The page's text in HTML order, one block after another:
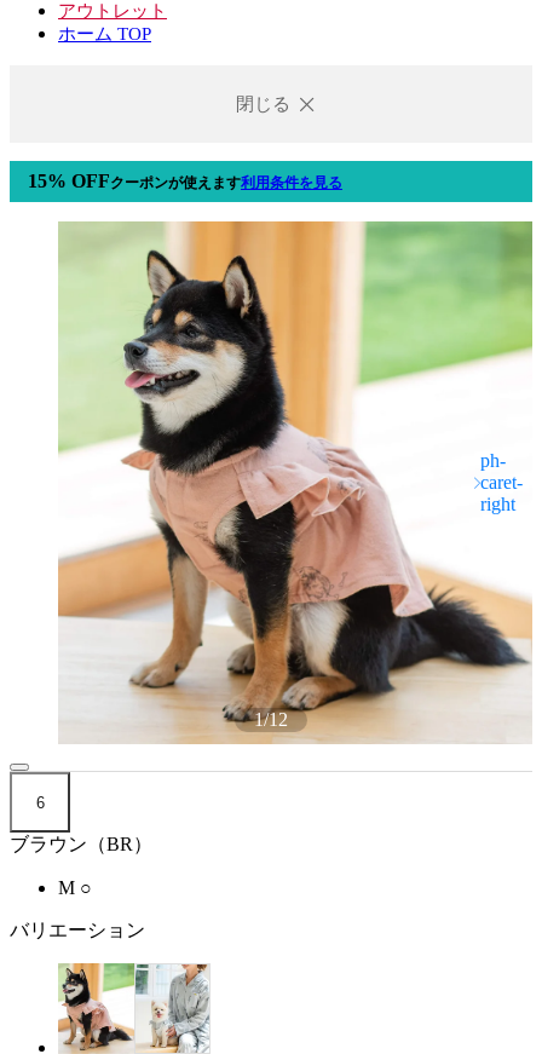
アウトレット
ホーム TOP
閉じる
15% OFFクーポンが使えます利用条件を見る
1/12
6
ブラウン（BR）
M ○
バリエーション